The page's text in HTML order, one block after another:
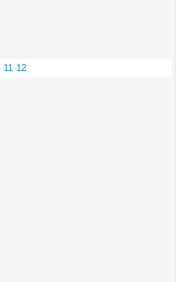
11 12